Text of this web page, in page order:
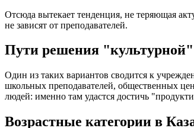
Отсюда вытекает тенденция, не теряющая
не зависят от преподавателей.
Пути решения
Один из таких вариантов сводится к
школьных преподавателей, общественных
людей: именно там удастся достичь
Возрастные категории в